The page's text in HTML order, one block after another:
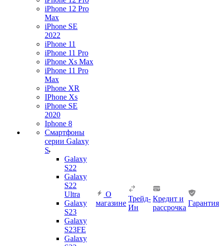
iPhone 12 Pro
Max
iPhone SE
2022
iPhone 11
iPhone 11 Pro
iPhone Xs Max
iPhone 11 Pro
Max
iPhone XR
IPhone Xs
iPhone SE
2020
Iphone 8
Смартфоны
серии Galaxy
S
Galaxy
S22
Galaxy
S22
Ultra
Galaxy
S23
Galaxy
S23FE
Galaxy
О
магазине
Трейд-
Ин
Кредит и
рассрочка
Гарантия